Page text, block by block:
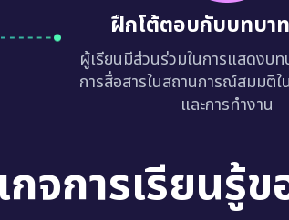
ฝึกโต้ตอบกับบทบา
ผู้เรียนมีส่วนร่วมในการแสดงบ
การสื่อสารในสถานการณ์สมมติใ
และการทำงาน
จการเรียนรู้